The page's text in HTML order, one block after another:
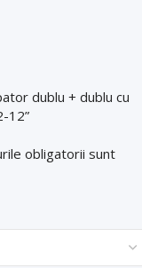
dublu + dublu cu
12”
obligatorii sunt